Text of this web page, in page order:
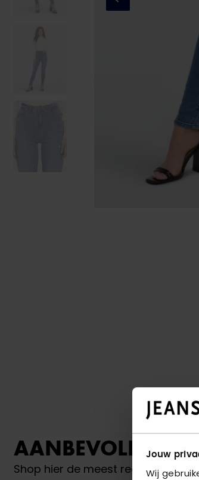
Jouw
Wij
AANBEVOLEN
Shop hier de meest recente jeans